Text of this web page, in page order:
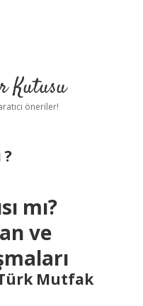
Kutusu
öneriler!
mı?
ve
Mutfak